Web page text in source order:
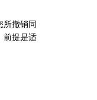
所撤销同
前提是适